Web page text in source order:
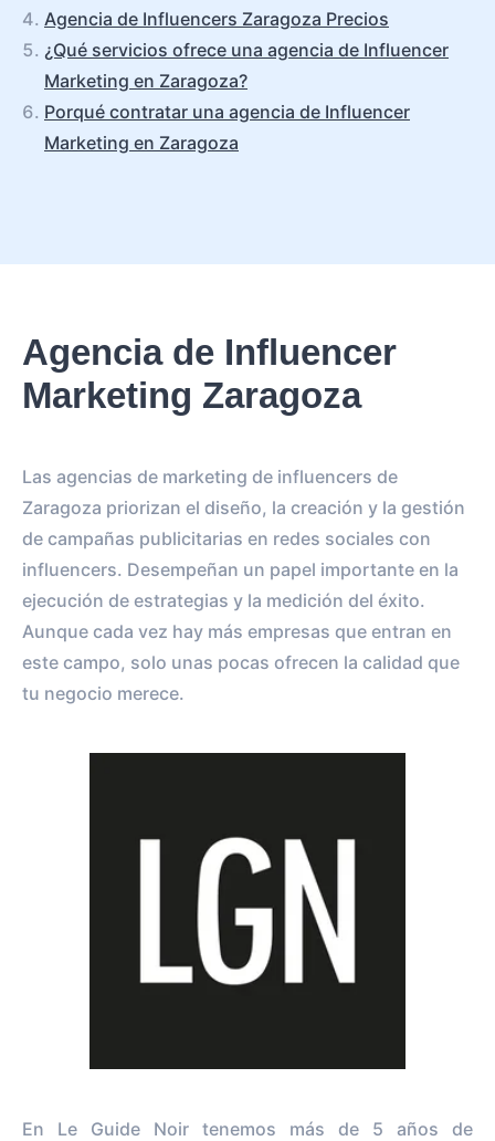
Agencia de Influencers Zaragoza Precios
¿Qué servicios ofrece una agencia de Influencer
Marketing en Zaragoza?
Porqué contratar una agencia de Influencer
Marketing en Zaragoza
Agencia de Influencer
Marketing Zaragoza
Las agencias de marketing de influencers de
Zaragoza priorizan el diseño, la creación y la gestión
de campañas publicitarias en redes sociales con
influencers. Desempeñan un papel importante en la
ejecución de estrategias y la medición del éxito.
Aunque cada vez hay más empresas que entran en
este campo, solo unas pocas ofrecen la calidad que
tu negocio merece.
En Le Guide Noir tenemos más de 5 años de